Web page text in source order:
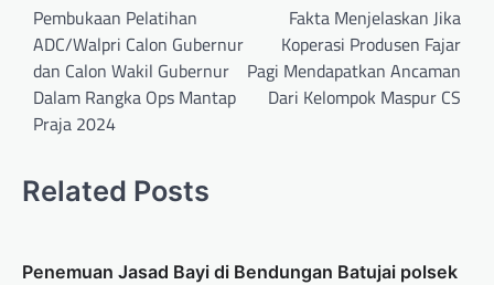
Pembukaan Pelatihan
ADC/Walpri Calon Gubernur
dan Calon Wakil Gubernur
Dalam Rangka Ops Mantap
Praja 2024
Fakta Menjelaskan Jika
Koperasi Produsen Fajar
Pagi Mendapatkan Ancaman
Dari Kelompok Maspur CS
Related Posts
Penemuan Jasad Bayi di Bendungan Batujai polsek